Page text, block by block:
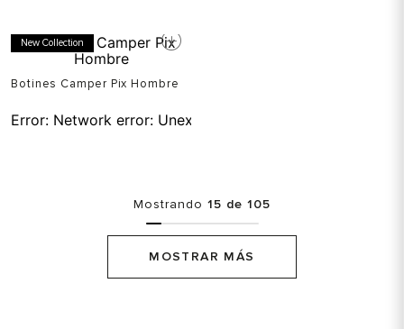
New Collection
Botines Camper Pix Hombre
Error: Network error: Unexpected token T in JSON at
Mostrando 15 de 105
MOSTRAR MÁS